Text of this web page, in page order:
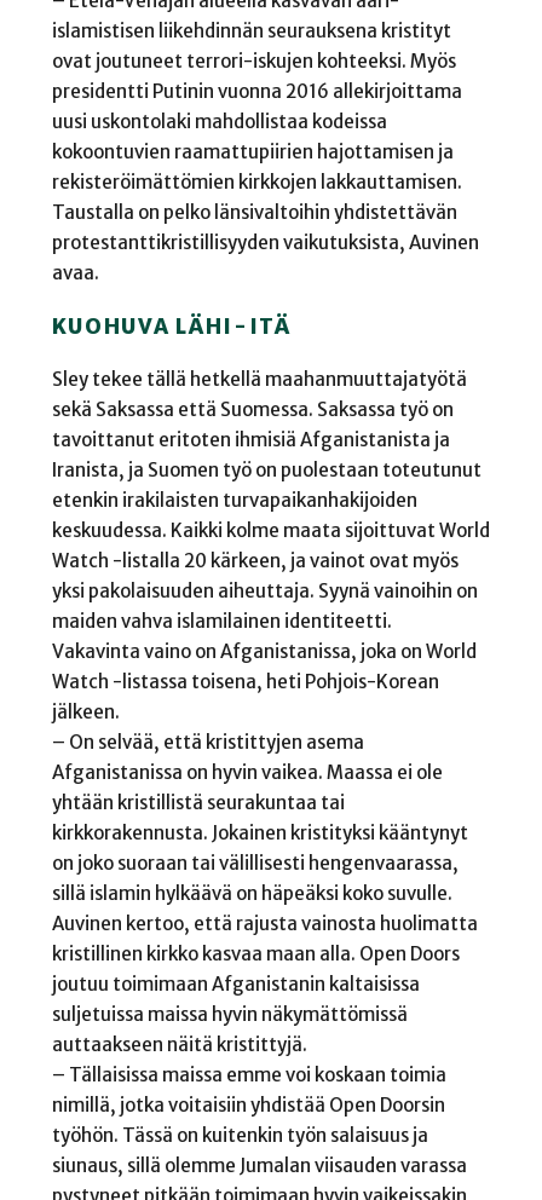
islamistisen liikehdinnän seurauksena kristityt
ovat joutuneet terrori-iskujen kohteeksi. Myös
presidentti Putinin vuonna 2016 allekirjoittama
uusi uskontolaki mahdollistaa kodeissa
kokoontuvien raamattupiirien hajottamisen ja
rekisteröimättömien kirkkojen lakkauttamisen.
Taustalla on pelko länsivaltoihin yhdistettävän
protestanttikristillisyyden vaikutuksista, Auvinen
avaa.
KUOHUVA LÄHI-ITÄ
Sley tekee tällä hetkellä maahanmuuttajatyötä
sekä Saksassa että Suomessa. Saksassa työ on
tavoittanut eritoten ihmisiä Afganistanista ja
Iranista, ja Suomen työ on puolestaan toteutunut
etenkin irakilaisten turvapaikanhakijoiden
keskuudessa. Kaikki kolme maata sijoittuvat World
Watch -listalla 20 kärkeen, ja vainot ovat myös
yksi pakolaisuuden aiheuttaja. Syynä vainoihin on
maiden vahva islamilainen identiteetti.
Vakavinta vaino on Afganistanissa, joka on World
Watch -listassa toisena, heti Pohjois-Korean
jälkeen.
– On selvää, että kristittyjen asema
Afganistanissa on hyvin vaikea. Maassa ei ole
yhtään kristillistä seurakuntaa tai
kirkkorakennusta. Jokainen kristityksi kääntynyt
on joko suoraan tai välillisesti hengenvaarassa,
sillä islamin hylkäävä on häpeäksi koko suvulle.
Auvinen kertoo, että rajusta vainosta huolimatta
kristillinen kirkko kasvaa maan alla. Open Doors
joutuu toimimaan Afganistanin kaltaisissa
suljetuissa maissa hyvin näkymättömissä
auttaakseen näitä kristittyjä.
– Tällaisissa maissa emme voi koskaan toimia
nimillä, jotka voitaisiin yhdistää Open Doorsin
työhön. Tässä on kuitenkin työn salaisuus ja
siunaus, sillä olemme Jumalan viisauden varassa